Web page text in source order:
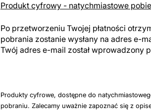
Produkt cyfrowy - natychmiastowe
Po przetworzeniu Twojej płatności
pobrania zostanie wysłany na adres e-
Twój adres e-mail został wprowadzony
Produkty cyfrowe, dostępne do
pobraniu. Zalecamy uważnie zapoznać się z